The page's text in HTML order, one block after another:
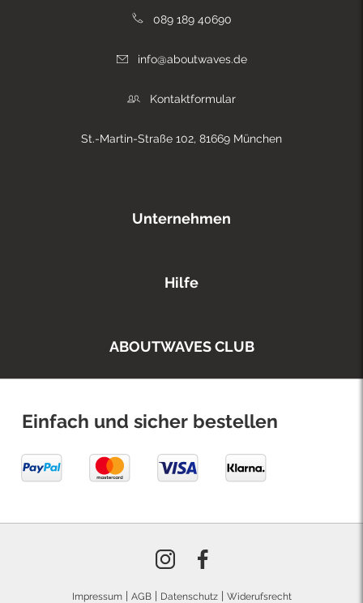
089 189 40690
info@aboutwaves.de
Kontaktformular
St.-Martin-Straße 102, 81669 München
Unternehmen
Hilfe
ABOUTWAVES CLUB
Einfach und sicher bestellen
Impressum| AGB| Datenschutz| Widerufsrecht